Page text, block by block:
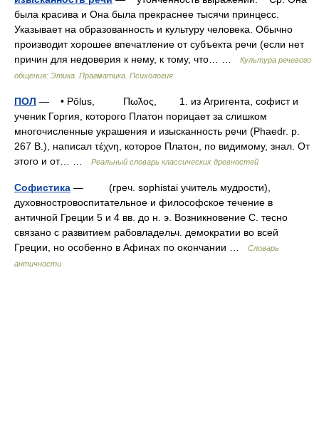
была красива и Она была прекраснее тысячи принцесс.
Указывает на образованность и культуру человека. Обычно
производит хорошее впечатление от субъекта речи (если нет
причин для недоверия к нему, к тому, что… …
Культура речевого
общения: Этика. Прагматика. Психология
ПОЛ — • Pōlus, Πω̃λος, 1. из Агригента, софист и
ученик Горгия, которого Платон порицает за слишком
многочисленные украшения и изысканность речи (Phaedr. р.
267 В.), написал τέχνη, которое Платон, по видимому, знал. От
этого и от… …
Реальный словарь классических древностей
Софистика — (греч. sophistai учитель мудрости),
духовностровоспитательное и философское течение в
античной Греции 5 и 4 вв. до н. э. Возникновение С. тесно
связано с развитием рабовладельч. демократии во всей
Греции, но особенно в Афинах по окончании …
Словарь
античности